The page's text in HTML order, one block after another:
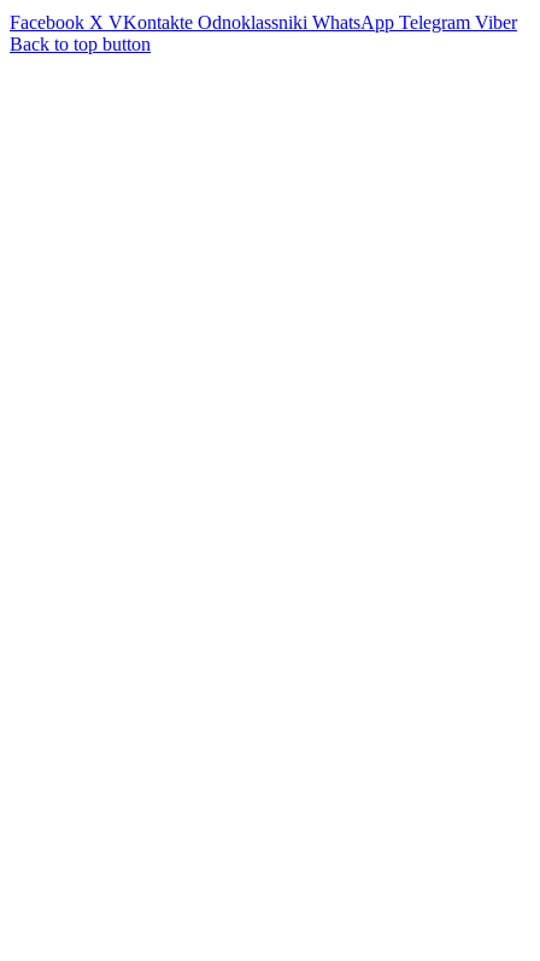
Facebook X VKontakte Odnoklassniki WhatsApp Telegram Viber
Back to top button